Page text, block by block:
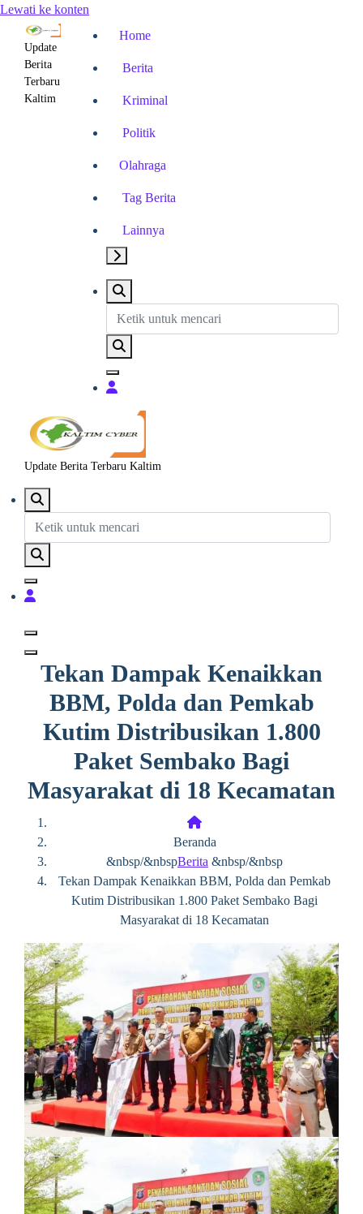
Lewati ke konten
Update
Berita
Terbaru
Kaltim
Home
Berita
Kriminal
Politik
Olahraga
Tag Berita
Lainnya
Update Berita Terbaru Kaltim
Tekan Dampak Kenaikkan
BBM, Polda dan Pemkab
Kutim Distribusikan 1.800
Paket Sembako Bagi
Masyarakat di 18 Kecamatan
Beranda
&nbsp/&nbspBerita &nbsp/&nbsp
Tekan Dampak Kenaikkan BBM, Polda dan Pemkab
Kutim Distribusikan 1.800 Paket Sembako Bagi
Masyarakat di 18 Kecamatan